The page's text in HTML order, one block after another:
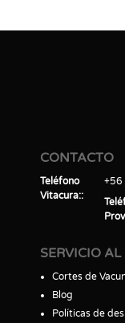
CONTACTO
Teléfono
Vitacura:
+56
SERVICIO AL
Cortes de
Blog
Políticas de